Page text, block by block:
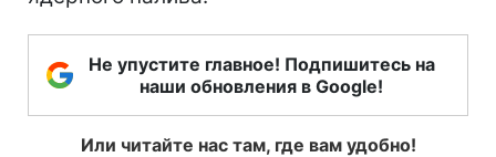
Не упустите главное! Подпишитесь на
наши обновления в Google!
Или читайте нас там, где вам удобно!